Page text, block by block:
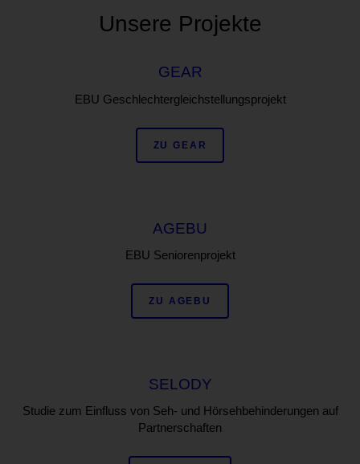
Unsere Projekte
GEAR
EBU Geschlechtergleichstellungsprojekt
ZU GEAR
AGEBU
EBU Seniorenprojekt
ZU AGEBU
SELODY
Studie zum Einfluss von Seh- und Hörsehbehinderungen auf
Partnerschaften